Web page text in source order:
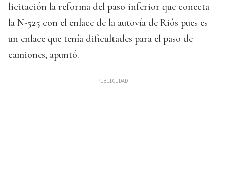
licitación la reforma del paso inferior que conecta
la N-525 con el enlace de la autovía de Riós pues es
un enlace que tenía dificultades para el paso de
camiones, apuntó.